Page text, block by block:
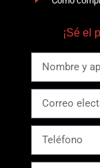
¡Sé el